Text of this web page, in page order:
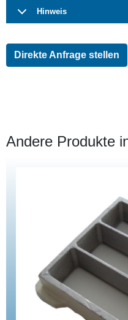
Hinweis
Direkte Anfrage stellen
Andere Produkte